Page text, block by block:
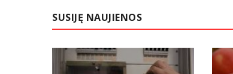
SUSIJĘ NAUJIENOS